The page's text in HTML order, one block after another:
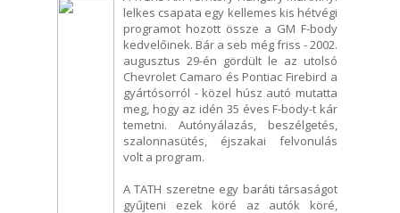
lelkes csapata egy kellemes kis hétvégi
programot hozott össze a GM F-body
kedvelőinek. Bár a seb még friss - 2002.
augusztus 29-én gördült le az utolsó
Chevrolet Camaro és Pontiac Firebird a
gyártósorról - közel húsz autó mutatta
meg, hogy az idén 35 éves F-body-t kár
temetni. Autónyálazás, beszélgetés,
szalonnasütés, éjszakai felvonulás
volt a program.
A TATH szeretne egy baráti társaságot
gyűjteni ezek köré az autók köré,